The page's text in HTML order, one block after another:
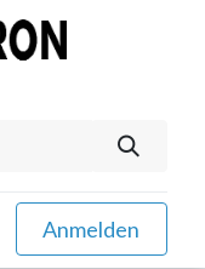
Anmelden